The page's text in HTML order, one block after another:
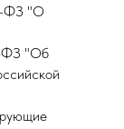
ФЗ "О
ФЗ "Об